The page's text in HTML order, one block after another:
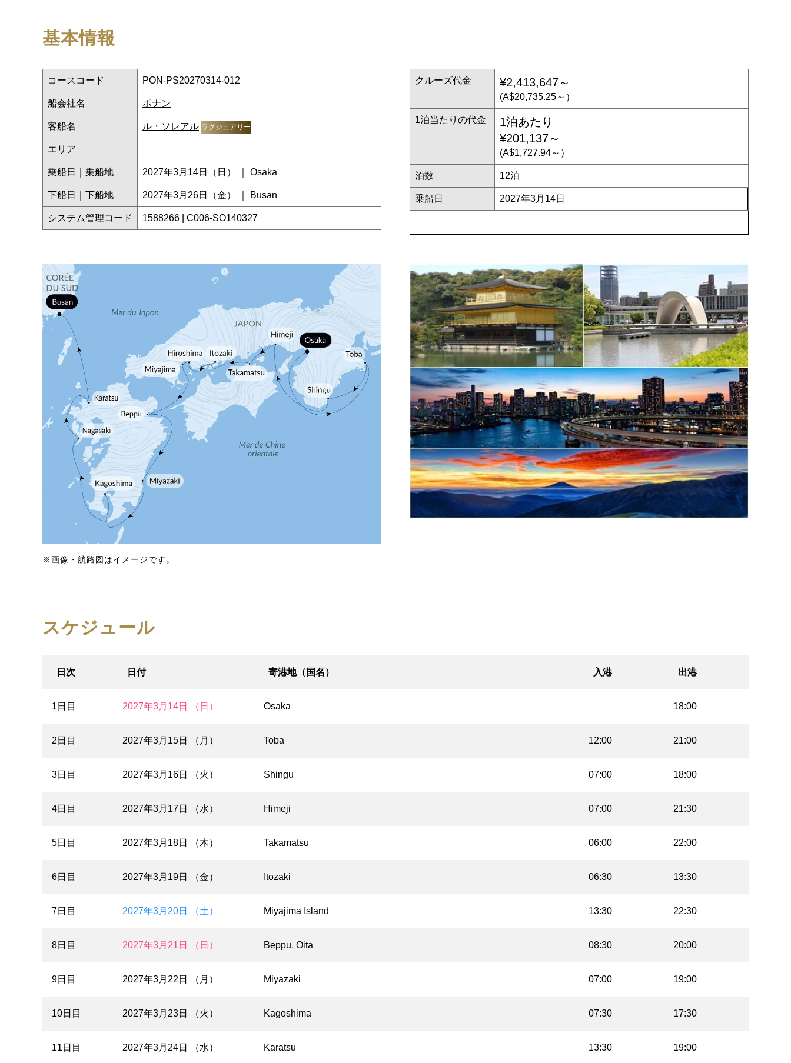
基本情報
コースコード PON-PS20270314-012
船会社名 ポナン
客船名 ル・ソレアル ラグジュアリー
エリア
乗船日｜乗船地 2027年3月14日（日） ｜ Osaka
下船日｜下船地 2027年3月26日（金） ｜ Busan
システム管理コード 1588266 | C006-SO140327
クルーズ代金 ¥2,413,647～
(A$20,735.25～）
1泊当たりの代金
1泊あたり
¥201,137～
(A$1,727.94～）
泊数 12泊
乗船日 2027年3月14日
※画像・航路図はイメージです。
スケジュール
日次 日付 寄港地（国名） 入港 出港
1日目 2027年3月14日 （日） Osaka 18:00
2日目 2027年3月15日 （月） Toba 12:00 21:00
3日目 2027年3月16日 （火） Shingu 07:00 18:00
4日目 2027年3月17日 （水） Himeji 07:00 21:30
5日目 2027年3月18日 （木） Takamatsu 06:00 22:00
6日目 2027年3月19日 （金） Itozaki 06:30 13:30
7日目 2027年3月20日 （土） Miyajima Island 13:30 22:30
8日目 2027年3月21日 （日） Beppu, Oita 08:30 20:00
9日目 2027年3月22日 （月） Miyazaki 07:00 19:00
10日目 2027年3月23日 （火） Kagoshima 07:30 17:30
11日目 2027年3月24日 （水） Karatsu 13:30 19:00